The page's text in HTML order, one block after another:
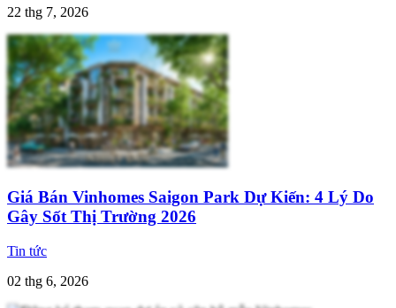
22 thg 7, 2026
Giá Bán Vinhomes Saigon Park Dự Kiến: 4 Lý Do
Gây Sốt Thị Trường 2026
Tin tức
02 thg 6, 2026